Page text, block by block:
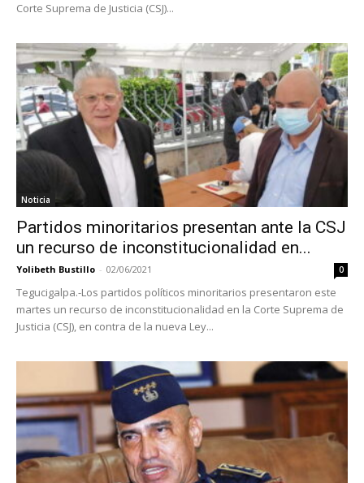
Corte Suprema de Justicia (CSJ)...
Noticia
Partidos minoritarios presentan ante la CSJ
un recurso de inconstitucionalidad en...
Yolibeth Bustillo - 02/06/2021 0
Tegucigalpa.-Los partidos políticos minoritarios presentaron este
martes un recurso de inconstitucionalidad en la Corte Suprema de
Justicia (CSJ), en contra de la nueva Ley...